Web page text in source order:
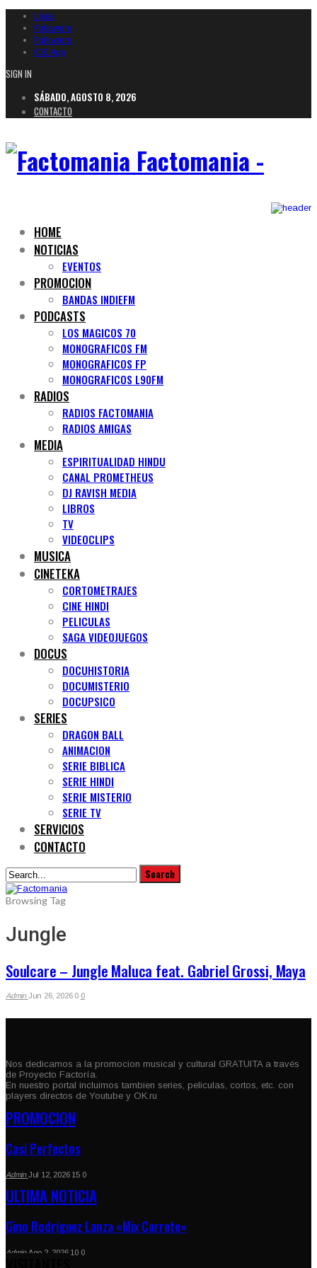
Likes
Followers
Followers
iOS App
SIGN IN
SÁBADO, AGOSTO 8, 2026
CONTACTO
Factomania -
HOME
NOTICIAS
EVENTOS
PROMOCION
BANDAS INDIEFM
PODCASTS
LOS MAGICOS 70
MONOGRAFICOS FM
MONOGRAFICOS FP
MONOGRAFICOS L90FM
RADIOS
RADIOS FACTOMANIA
RADIOS AMIGAS
MEDIA
ESPIRITUALIDAD HINDU
CANAL PROMETHEUS
DJ RAVISH MEDIA
LIBROS
TV
VIDEOCLIPS
MUSICA
CINETEKA
CORTOMETRAJES
CINE HINDI
PELICULAS
SAGA VIDEOJUEGOS
DOCUS
DOCUHISTORIA
DOCUMISTERIO
DOCUPSICO
SERIES
DRAGON BALL
ANIMACION
SERIE BIBLICA
SERIE HINDI
SERIE MISTERIO
SERIE TV
SERVICIOS
CONTACTO
Browsing Tag
Jungle
Soulcare – Jungle Maluca feat. Gabriel Grossi, Maya
AdminJun 26, 2026 0 0
Nos dedicamos a la promocion musical y cultural GRATUITA a través
de Proyecto Factoría.
En nuestro portal incluimos tambien series, peliculas, cortos, etc. con
players directos de Youtube y OK.ru
PROMOCION
Casi Perfectos
AdminJul 12, 2026 15 0
ULTIMA NOTICIA
Gino Rodríguez Lanza «Mix Carrete»
Admin Ago 2, 2026 10 0